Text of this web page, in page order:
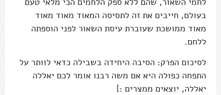
בעולם, חייבים את זה לתסיסה המאוד מאוד מאוד
מאוד ממושכת שעוברת עיסת השאור לפני הוספתה
ללחם.
לסיכום הפרק: הסיבה היחידה בשבילה כדאי לוותר על
התפחה כפולה היא אם משה רבנו אומר לכם יאללה
יאללה, יוצאים ממצרים :]